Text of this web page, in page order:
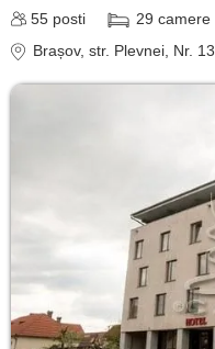
55 posti 29 camere
Brașov, str. Plevnei, Nr. 13